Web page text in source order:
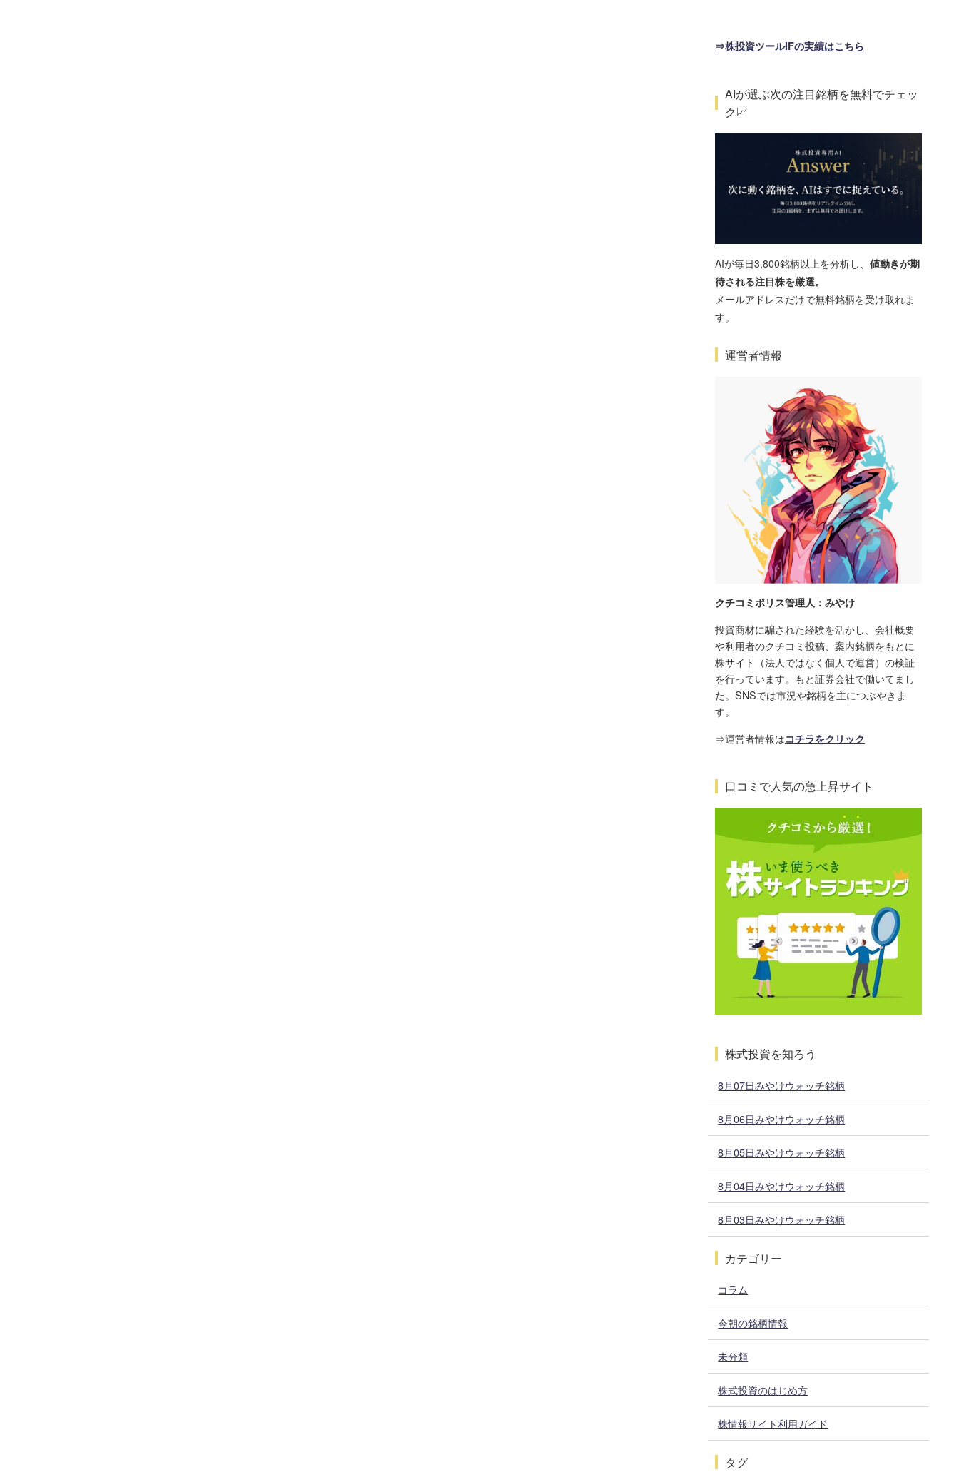
⇒株投資ツールIFの実績はこちら
AIが選ぶ次の注目銘柄を無料でチェッ
ク📈
AIが毎日3,800銘柄以上を分析し、 値動きが期
待される注目株を厳選。
メールアドレスだけで無料銘柄を受け取れま
す。
運営者情報
クチコミポリス管理人：みやけ
投資商材に騙された経験を活かし、会社概要
や利用者のクチコミ投稿、案内銘柄をもとに
株サイト（法人ではなく個人で運営）の検証
を行っています。もと証券会社で働いてまし
た。SNSでは市況や銘柄を主につぶやきま
す。
⇒運営者情報はコチラをクリック
口コミで人気の急上昇サイト
株式投資を知ろう
8月07日みやけウォッチ銘柄
8月06日みやけウォッチ銘柄
8月05日みやけウォッチ銘柄
8月04日みやけウォッチ銘柄
8月03日みやけウォッチ銘柄
カテゴリー
コラム
今朝の銘柄情報
未分類
株式投資のはじめ方
株情報サイト利用ガイド
タグ